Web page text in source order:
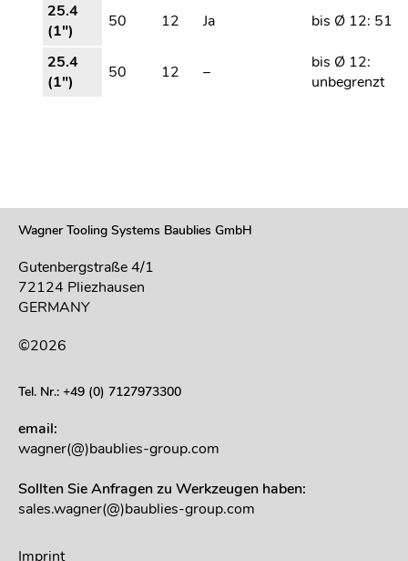
25.4
(1″)
50 12 Ja bis Ø 12: 51
25.4
(1″)
50 12 –
bis Ø 12:
unbegrenzt
Wagner Tooling Systems Baublies GmbH
Gutenbergstraße 4/1
72124 Pliezhausen
GERMANY
©2026
Tel. Nr.: +49 (0) 7127973300
email:
wagner(@)baublies-group.com
Sollten Sie Anfragen zu Werkzeugen haben:
sales.wagner(@)baublies-group.com
Imprint